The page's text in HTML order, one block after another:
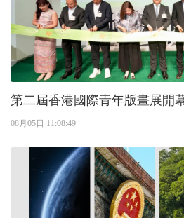
第二屆香港國際青年版畫展開
08月05日 11:08:49